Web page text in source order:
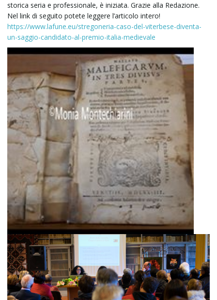
a
storica seria e professionale, è iniziata. Grazie alla Redazione.
Nel link di seguito potete leggere l’articolo intero!
https://www.lafune.eu/stregoneria-caso-del-viterbese-diventa-
un-saggio-candidato-al-premio-italia-medievale